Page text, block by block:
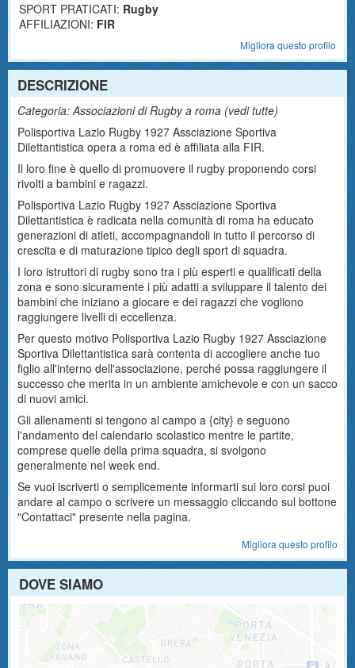
SPORT PRATICATI: Rugby
AFFILIAZIONI: FIR
Migliora questo profilo
DESCRIZIONE
Categoria: Associazioni di Rugby a roma (vedi tutte)
Polisportiva Lazio Rugby 1927 Assciazione Sportiva
Dilettantistica opera a roma ed è affiliata alla FIR.
Il loro fine è quello di promuovere il rugby proponendo corsi
rivolti a bambini e ragazzi.
Polisportiva Lazio Rugby 1927 Assciazione Sportiva
Dilettantistica è radicata nella comunità di roma ha educato
generazioni di atleti, accompagnandoli in tutto il percorso di
crescita e di maturazione tipico degli sport di squadra.
I loro istruttori di rugby sono tra i più esperti e qualificati della
zona e sono sicuramente i più adatti a sviluppare il talento dei
bambini che iniziano a giocare e dei ragazzi che vogliono
raggiungere livelli di eccellenza.
Per questo motivo Polisportiva Lazio Rugby 1927 Assciazione
Sportiva Dilettantistica sarà contenta di accogliere anche tuo
figlio all'interno dell'associazione, perché possa raggiungere il
successo che merita in un ambiente amichevole e con un sacco
di nuovi amici.
Gli allenamenti si tengono al campo a {city} e seguono
l'andamento del calendario scolastico mentre le partite,
comprese quelle della prima squadra, si svolgono
generalmente nel week end.
Se vuoi iscriverti o semplicemente informarti sui loro corsi puoi
andare al campo o scrivere un messaggio cliccando sul bottone
"Contattaci" presente nella pagina.
Migliora questo profilo
DOVE SIAMO